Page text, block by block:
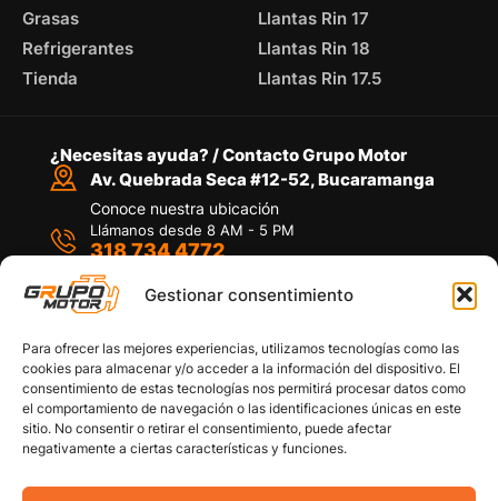
Gestionar consentimiento
Para ofrecer las mejores experiencias, utilizamos tecnologías como las
cookies para almacenar y/o acceder a la información del dispositivo. El
consentimiento de estas tecnologías nos permitirá procesar datos como
el comportamiento de navegación o las identificaciones únicas en este
sitio. No consentir o retirar el consentimiento, puede afectar
negativamente a ciertas características y funciones.
Grasas
Refrigerantes
Tienda
Llantas Rin 17
Llantas Rin 18
Llantas Rin 17.5
¿Necesitas ayuda? / Contacto Grupo Motor
Av. Quebrada Seca #12-52, Bucaramanga
Conoce nuestra ubicación
Llámanos desde 8 AM - 5 PM
318 734 4772
Por medio de WhatsApp
Políticas de privacidad
Política de devoluciones y/o reembolsos